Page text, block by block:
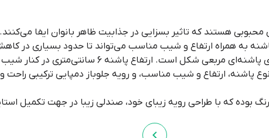
هستند که تاثیر بسزایی در جذابیت ظاهر بانوان ایفا
به همراه ارتفاع و شیب مناسب می‌تواند تا حدود بسیاری در
ارتفاع و شیب مناسب، و رویه جلوباز دمپایی ترکیبی راحت و
بوده که با طراحی رویه زیبای خود، صندلی زیبا در جهت تکمیل